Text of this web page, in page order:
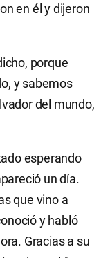
en él y dijeron
porque
y sabemos
del mundo,
esperando
un día.
que vino a
y habló
Gracias a su